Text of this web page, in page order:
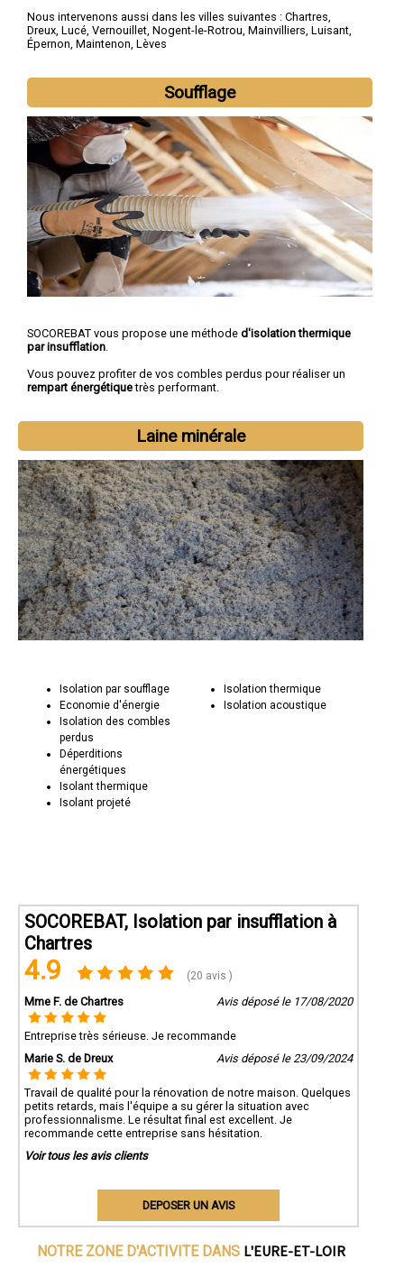
Nous intervenons aussi dans les villes suivantes : Chartres,
Dreux, Lucé, Vernouillet, Nogent-le-Rotrou, Mainvilliers, Luisant,
Épernon, Maintenon, Lèves
Soufflage
SOCOREBAT vous propose une méthode d'isolation thermique
par insufflation.
Vous pouvez profiter de vos combles perdus pour réaliser un
rempart énergétiquetrès performant.
Laine minérale
Isolation par soufflage
Economie d'énergie
Isolation des combles
perdus
Déperditions
énergétiques
Isolant thermique
Isolant projeté
Isolation thermique
Isolation acoustique
SOCOREBAT, Isolation par insufflation à
Chartres
4.9 (20 avis )
Mme F. de Chartres Avis déposé le 17/08/2020
Entreprise très sérieuse. Je recommande
Marie S. de Dreux
Avis déposé le 23/09/2024
Travail de qualité pour la rénovation de notre maison. Quelques
petits retards, mais l'équipe a su gérer la situation avec
professionnalisme. Le résultat final est excellent. Je
recommande cette entreprise sans hésitation.
Voir tous les avis clients
DEPOSER UN AVIS
NOTRE ZONE D'ACTIVITE DANS L'EURE-ET-LOIR